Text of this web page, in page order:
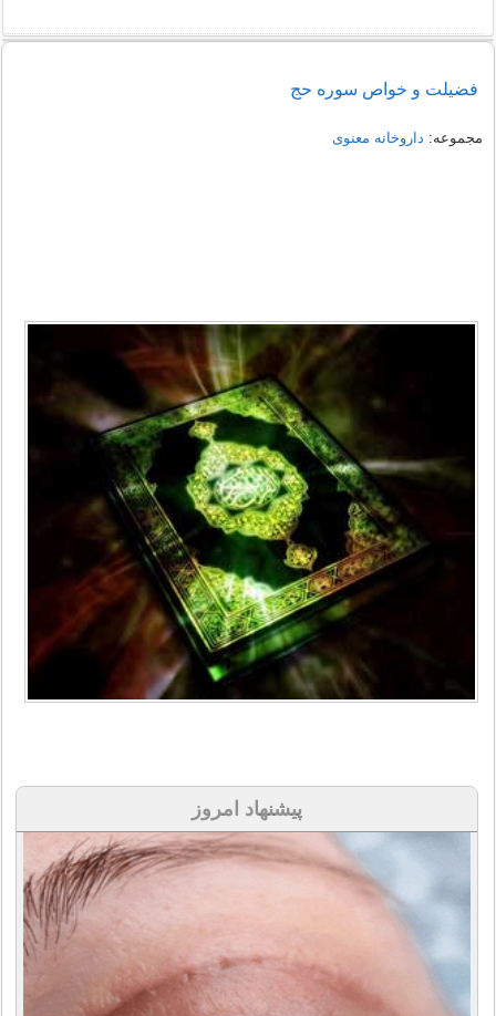
فضیلت و خواص سوره حج
مجموعه: داروخانه معنوی
پیشنهاد امروز